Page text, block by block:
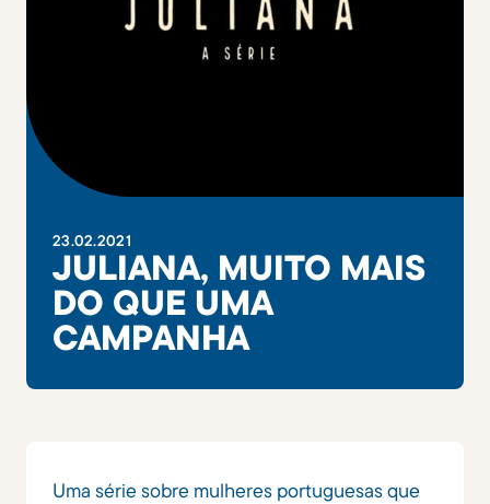
23.02.2021
JULIANA, MUITO MAIS
DO QUE UMA
CAMPANHA
Uma série sobre mulheres portuguesas que